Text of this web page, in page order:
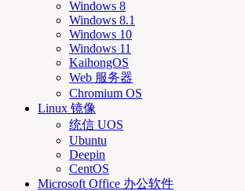
Windows 8
Windows 8.1
Windows 10
Windows 11
KaihongOS
Web 服务器
Chromium OS
Linux 镜像
统信 UOS
Ubuntu
Deepin
CentOS
Microsoft Office 办公软件